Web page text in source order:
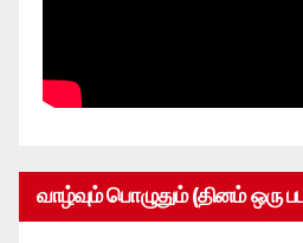
வாழ்வும் பொழுதும் (தினம் ஒரு